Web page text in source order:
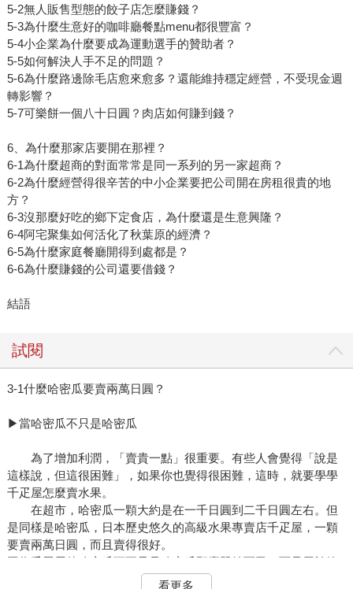
5-2無人販售型態的餃子店怎麼賺錢？
5-3為什麼生意好的咖啡廳餐點menu都很豐富？
5-4小企業為什麼要成為運動選手的贊助者？
5-5如何解決人手不足的問題？
5-6為什麼路邊除毛店愈來愈多？還能維持穩定經營，不受現金週
轉影響？
5-7可樂餅一個八十日圓？肉店如何賺到錢？
6、為什麼那家店要開在那裡？
6-1為什麼超商的對面常常是同一系列的另一家超商？
6-2為什麼經營得很辛苦的中小企業要把公司開在房租很貴的地
方？
6-3沒那麼好吃的鄉下定食店，為什麼還是生意興隆？
6-4阿宅聚集如何活化了秋葉原的經濟？
6-5為什麼家庭餐廳開得到處都是？
6-6為什麼賺錢的公司還要借錢？
結語
試閱
3-1什麼哈密瓜要賣兩萬日圓？
▶當哈密瓜不只是哈密瓜
為了增加利潤，「賣貴一點」很重要。有些人會覺得「說是
這樣說，但這很困難」，如果你也覺得很困難，這時，就要學學
千疋屋怎麼賣水果。
在超市，哈密瓜一顆大約是在一千日圓到二千日圓左右。但
是同樣是哈密瓜，日本歷史悠久的高級水果專賣店千疋屋，一顆
要賣兩萬日圓，而且賣得很好。
因為千疋屋的哈密瓜可不只是哈密瓜那麼單純而已，而是用於餽
看更多